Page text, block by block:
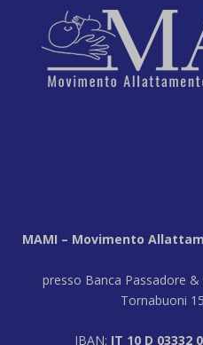
MAMI – Movimento
presso Banca Passadore &
Tornabuoni
IBAN: IT 10 D 03332